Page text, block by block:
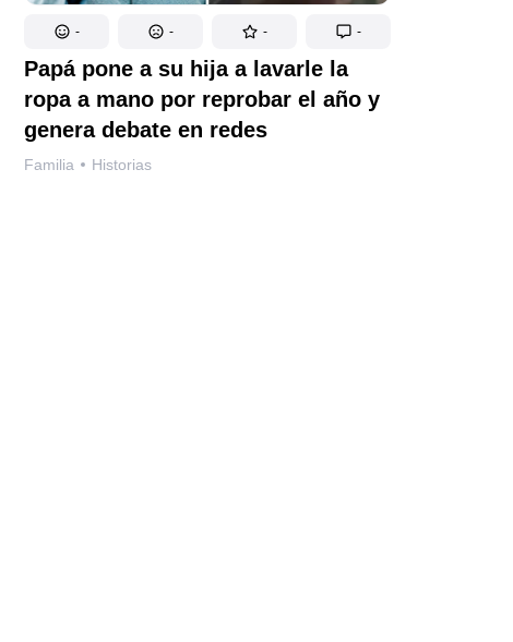
- - - -
Papá pone a su hija a lavarle la
ropa a mano por reprobar el año y
genera debate en redes
Familia Historias